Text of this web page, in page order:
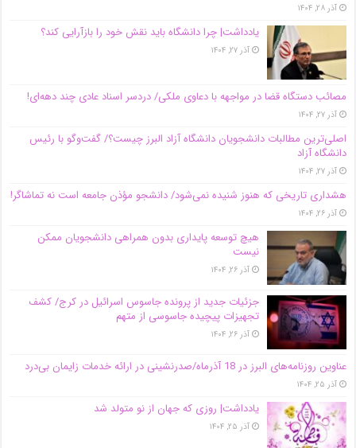
آذر ۲۸, ۱۴۰۴
یادداشت| چرا دانشگاه باید نقش خود را بازآرایی کند؟
آذر ۲۷, ۱۴۰۴
مصائب دستگاه قضا در مواجهه با دعاوی ملکی/ دردسر اسناد عادی چند‌ دهه‌ای!
آذر ۲۷, ۱۴۰۴
اصلی‌ترین مطالبات دانشجویان دانشگاه آزاد البرز چیست؟/ گفت‌وگو با رئیس
دانشگاه آز‌اد
آذر ۲۷, ۱۴۰۴
هشداری تاریخی که هنوز شنیده نمی‌شود/ دانشجو مؤذن جامعه است نه تماشاگر!
آذر ۲۶, ۱۴۰۴
هیچ توسعه پایداری بدون همراهی دانشجویان ممکن
نیست
آذر ۲۶, ۱۴۰۴
جزئیات جدید از پرونده جاسوس اسرائیل در کرج/‌ کشف
تجهیزات پیچیده جاسوسی از متهم
آذر ۲۶, ۱۴۰۴
عناوین روزنامه‌های البرز در ‌18 آذرماه/صدرنشینی در ارائه خدمات زایمان بی‌درد
آذر ۲۵, ۱۴۰۴
یادداشت| روزی که جهان از نو متولد شد
آذر ۲۵, ۱۴۰۴